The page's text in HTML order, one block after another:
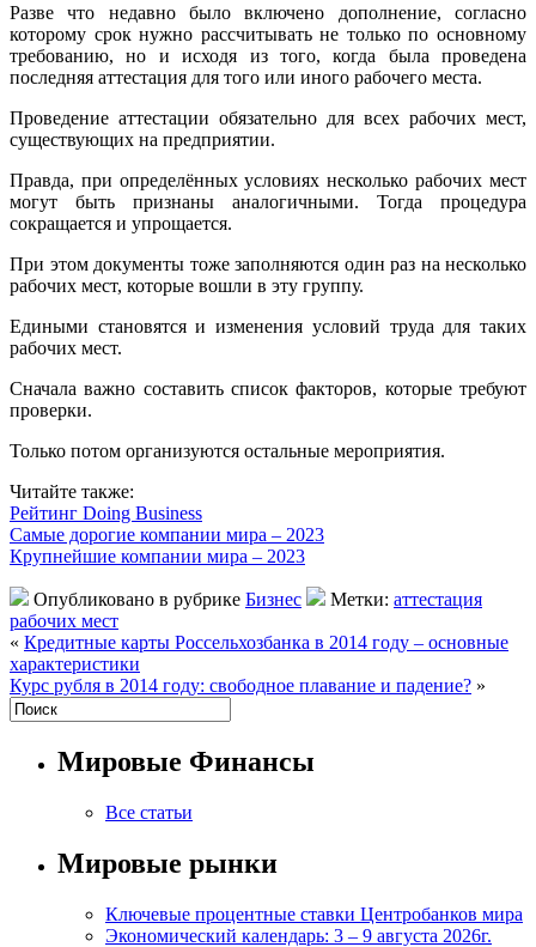
Разве что недавно было включено дополнение, согласно
которому срок нужно рассчитывать не только по основному
требованию, но и исходя из того, когда была проведена
последняя аттестация для того или иного рабочего места.
Проведение аттестации обязательно для всех рабочих мест,
существующих на предприятии.
Правда, при определённых условиях несколько рабочих мест
могут быть признаны аналогичными. Тогда процедура
сокращается и упрощается.
При этом документы тоже заполняются один раз на несколько
рабочих мест, которые вошли в эту группу.
Едиными становятся и изменения условий труда для таких
рабочих мест.
Сначала важно составить список факторов, которые требуют
проверки.
Только потом организуются остальные мероприятия.
Читайте также:
Рейтинг Doing Business
Самые дорогие компании мира – 2023
Крупнейшие компании мира – 2023
Опубликовано в рубрике Бизнес Метки: аттестация
рабочих мест
« Кредитные карты Россельхозбанка в 2014 году – основные
характеристики
Курс рубля в 2014 году: свободное плавание и падение? »
Мировые Финансы
Все статьи
Мировые рынки
Ключевые процентные ставки Центробанков мира
Экономический календарь: 3 – 9 августа 2026г.